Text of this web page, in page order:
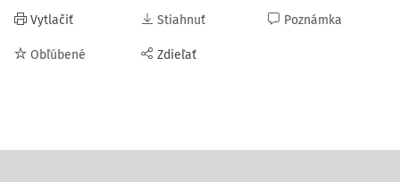
Vytlačiť
Obľúbené
Stiahnuť
Zdieľať
Poznámka